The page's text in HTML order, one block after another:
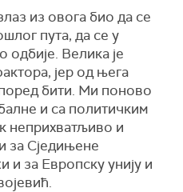
из овога био да се
пута, да се у
Велика је
јер од њега
бити. Ми поново
и са политичким
неприхватљиво и
за Сједињене
за Европску унију и